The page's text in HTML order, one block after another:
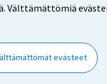
Välttämättömiä
evästeet
Yhteystiedot Palaute